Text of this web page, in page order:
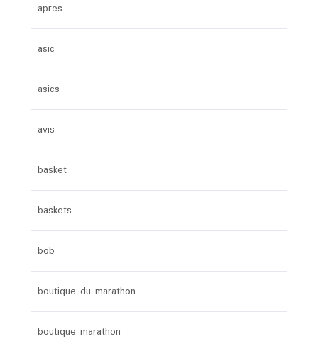
apres
asic
asics
avis
basket
baskets
bob
boutique du marathon
boutique marathon